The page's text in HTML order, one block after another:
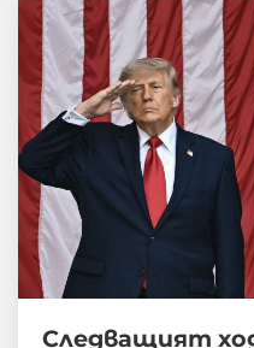
Следващият